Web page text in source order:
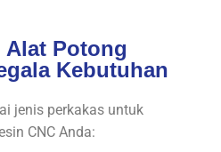
Potong
Kebutuhan
jenis perkakas untuk
CNC Anda: